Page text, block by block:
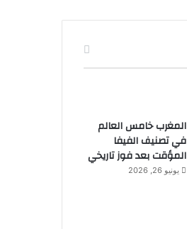
المغرب خامس العالم
في تصنيف الفيفا
المؤقت بعد فوز تاريخي
يونيو 26, 2026